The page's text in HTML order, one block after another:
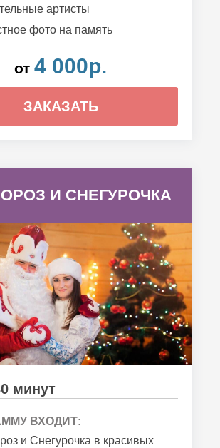
артисты
фото на память
от 4 000р.
ЗАКАЗАТЬ
И СНЕГУРОЧКА
минут
ВХОДИТ:
и Снегурочка в красивых